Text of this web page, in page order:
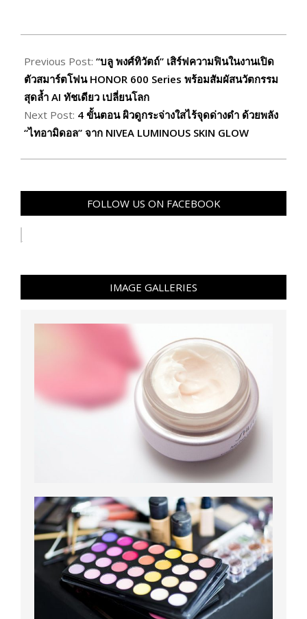
05-
25
Previous Post: “บลู พงศ์ทิวัตถ์” เสิร์ฟความฟินในงานเปิด
ตัวสมาร์ตโฟน HONOR 600 Series พร้อมสัมผัสนวัตกรรม
สุดล้ำ AI ทัชเดียว เปลี่ยนโลก
Next Post: 4 ขั้นตอน ผิวดูกระจ่างใสไร้จุดด่างดำ ด้วยพลัง
“ไทอามิดอล” จาก NIVEA LUMINOUS SKIN GLOW
FOLLOW US ON FACEBOOK
IMAGE GALLERIES